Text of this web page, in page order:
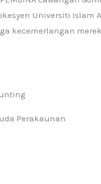
Universiti Islam
kecemerlangan
Perakaunan